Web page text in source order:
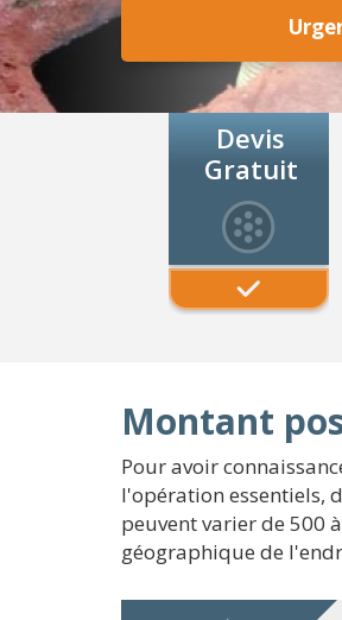
Devis
Gratuit
Montant
Pour avoir
l'opération essentiels,
peuvent varier de 500
géographique de